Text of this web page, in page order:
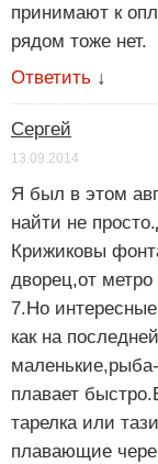
принимают к
рядом тоже нет.
Ответить ↓
Сергей
13.09.2014
Я был в этом
найти не
Крижиковы
дворец,от
7.Но
как на
плавает
тарелка или
плавающие